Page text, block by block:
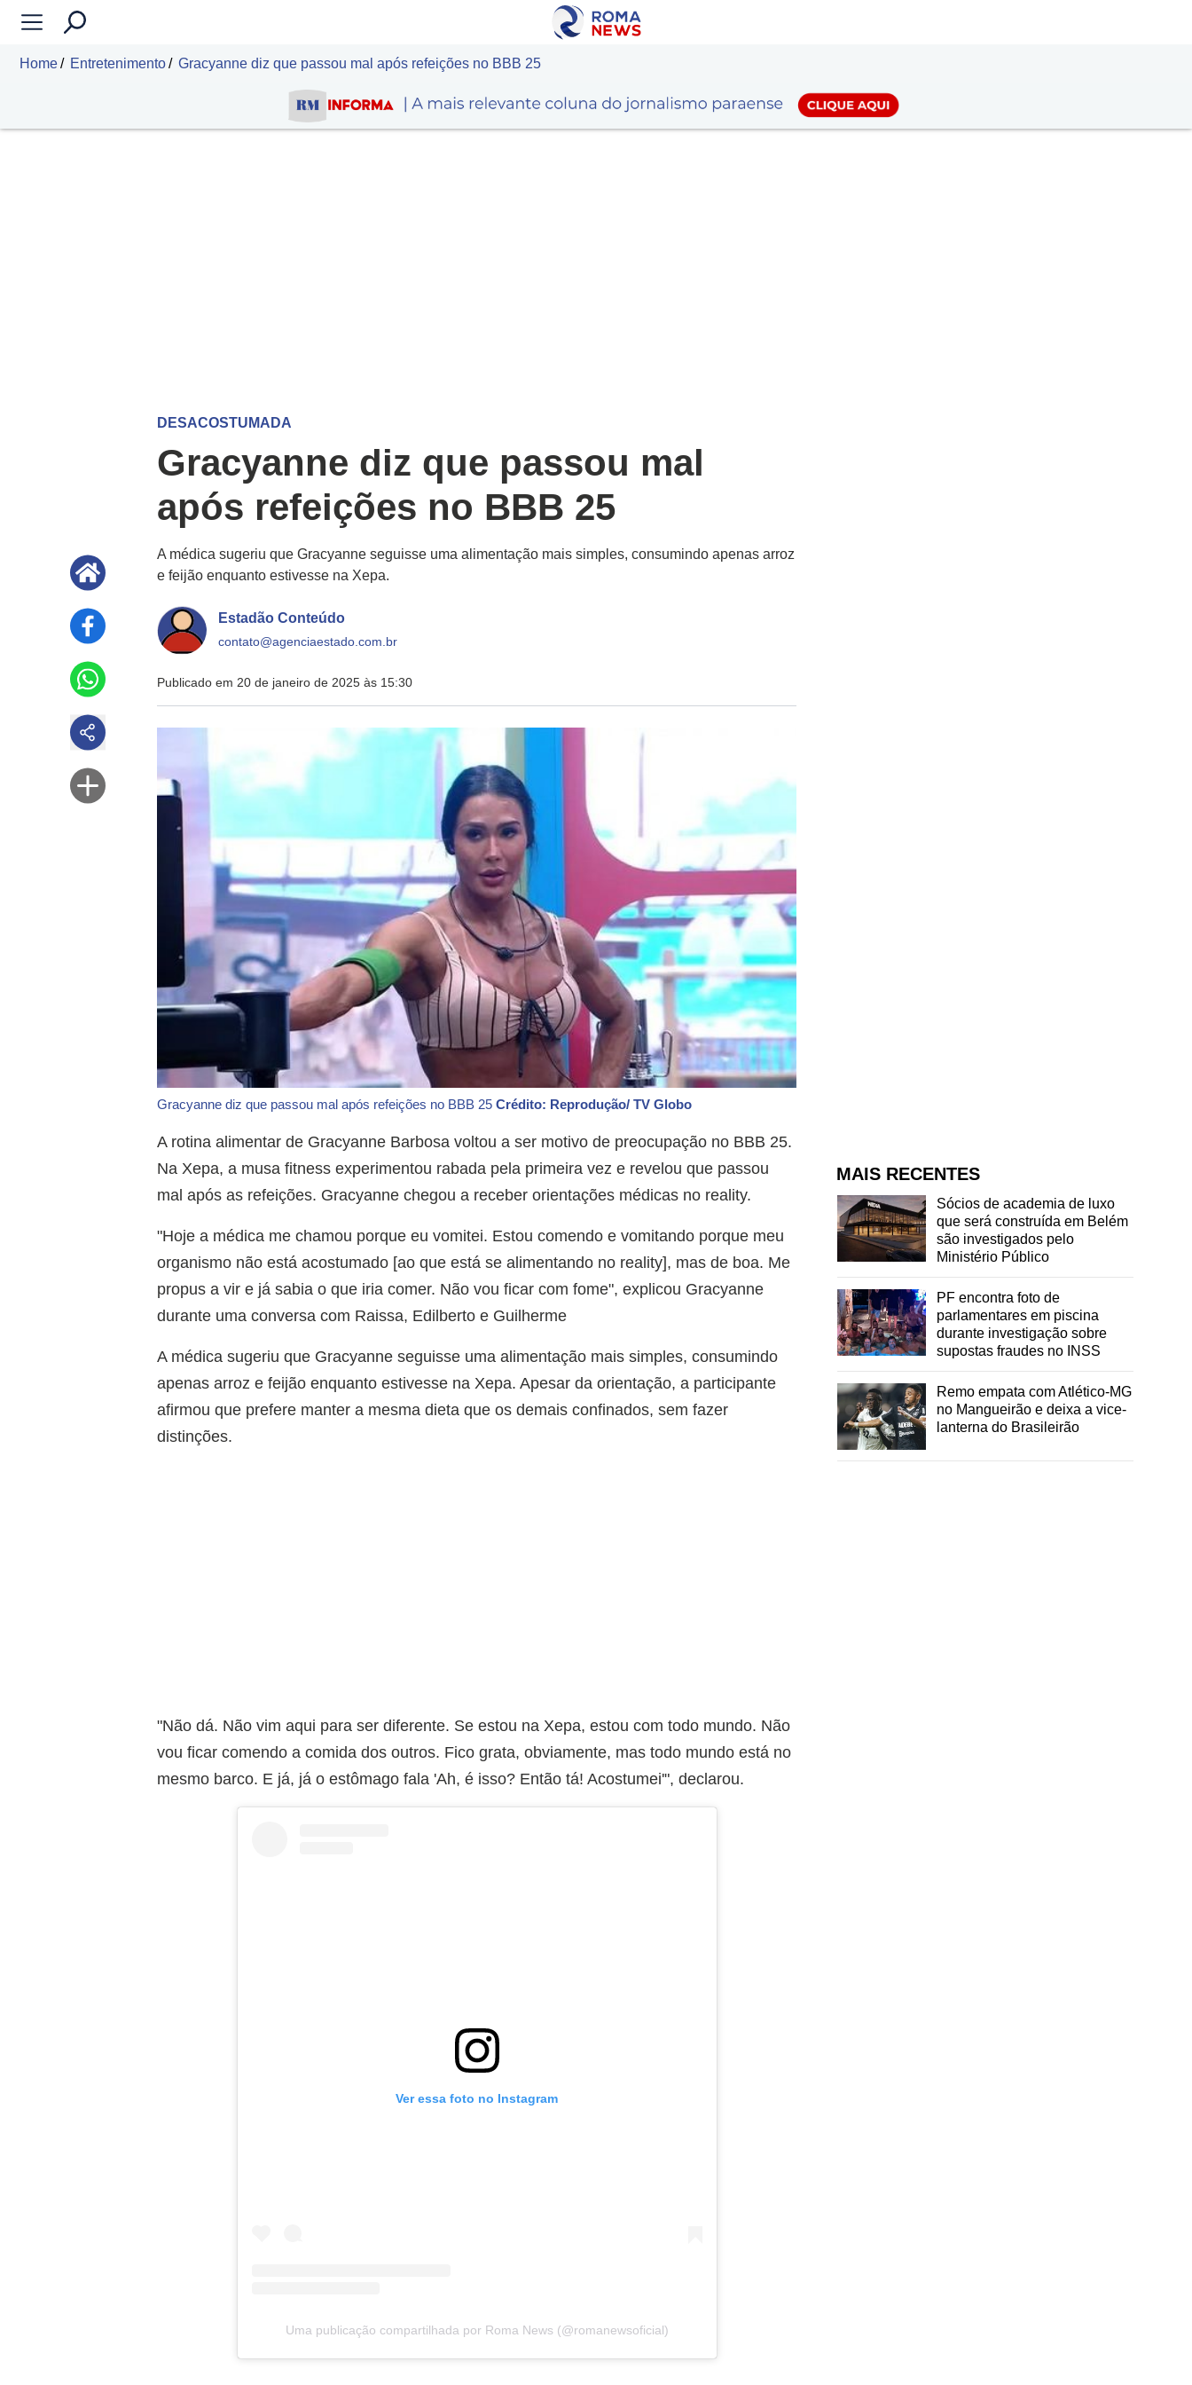
Home Entretenimento Gracyanne diz que passou mal após refeições no BBB 25
DESACOSTUMADA
Gracyanne diz que passou mal
após refeições no BBB 25
A médica sugeriu que Gracyanne seguisse uma alimentação mais simples, consumindo apenas arroz
e feijão enquanto estivesse na Xepa.
Estadão Conteúdo
contato@agenciaestado.com.br
Publicado em 20 de janeiro de 2025 às 15:30
Gracyanne diz que passou mal após refeições no BBB 25Crédito: Reprodução/ TV Globo
A rotina alimentar de Gracyanne Barbosa voltou a ser motivo de preocupação no BBB 25.
Na Xepa, a musa fitness experimentou rabada pela primeira vez e revelou que passou
mal após as refeições. Gracyanne chegou a receber orientações médicas no reality.
"Hoje a médica me chamou porque eu vomitei. Estou comendo e vomitando porque meu
organismo não está acostumado [ao que está se alimentando no reality], mas de boa. Me
propus a vir e já sabia o que iria comer. Não vou ficar com fome", explicou Gracyanne
durante uma conversa com Raissa, Edilberto e Guilherme
A médica sugeriu que Gracyanne seguisse uma alimentação mais simples, consumindo
apenas arroz e feijão enquanto estivesse na Xepa. Apesar da orientação, a participante
afirmou que prefere manter a mesma dieta que os demais confinados, sem fazer
distinções.
"Não dá. Não vim aqui para ser diferente. Se estou na Xepa, estou com todo mundo. Não
vou ficar comendo a comida dos outros. Fico grata, obviamente, mas todo mundo está no
mesmo barco. E já, já o estômago fala 'Ah, é isso? Então tá! Acostumei'", declarou.
Ver essa foto no Instagram
Uma publicação compartilhada por Roma News (@romanewsoficial)
MAIS RECENTES
Sócios de academia de luxo
que será construída em Belém
são investigados pelo
Ministério Público
PF encontra foto de
parlamentares em piscina
durante investigação sobre
supostas fraudes no INSS
Remo empata com Atlético-MG
no Mangueirão e deixa a vice-
lanterna do Brasileirão